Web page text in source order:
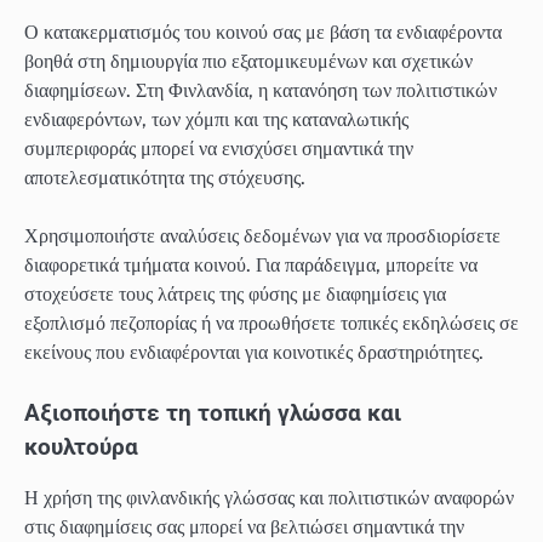
Ο κατακερματισμός του κοινού σας με βάση τα ενδιαφέροντα
βοηθά στη δημιουργία πιο εξατομικευμένων και σχετικών
διαφημίσεων. Στη Φινλανδία, η κατανόηση των πολιτιστικών
ενδιαφερόντων, των χόμπι και της καταναλωτικής
συμπεριφοράς μπορεί να ενισχύσει σημαντικά την
αποτελεσματικότητα της στόχευσης.
Χρησιμοποιήστε αναλύσεις δεδομένων για να προσδιορίσετε
διαφορετικά τμήματα κοινού. Για παράδειγμα, μπορείτε να
στοχεύσετε τους λάτρεις της φύσης με διαφημίσεις για
εξοπλισμό πεζοπορίας ή να προωθήσετε τοπικές εκδηλώσεις σε
εκείνους που ενδιαφέρονται για κοινοτικές δραστηριότητες.
Αξιοποιήστε τη τοπική γλώσσα και
κουλτούρα
Η χρήση της φινλανδικής γλώσσας και πολιτιστικών αναφορών
στις διαφημίσεις σας μπορεί να βελτιώσει σημαντικά την